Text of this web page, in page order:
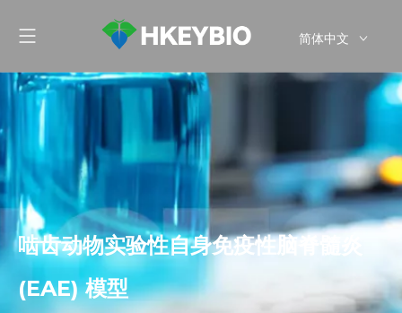
简体中文
啮齿动物实验性自身免疫性脑脊髓炎
(EAE) 模型